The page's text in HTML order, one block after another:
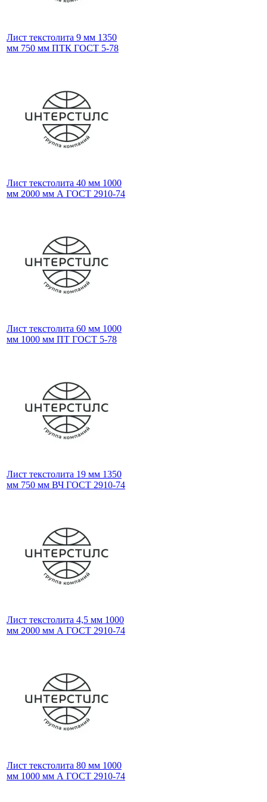
Лист текстолита 9 мм 1350
мм 750 мм ПТК ГОСТ 5-78
Лист текстолита 40 мм 1000
мм 2000 мм А ГОСТ 2910-74
Лист текстолита 60 мм 1000
мм 1000 мм ПТ ГОСТ 5-78
Лист текстолита 19 мм 1350
мм 750 мм ВЧ ГОСТ 2910-74
Лист текстолита 4,5 мм 1000
мм 2000 мм А ГОСТ 2910-74
Лист текстолита 80 мм 1000
мм 1000 мм А ГОСТ 2910-74